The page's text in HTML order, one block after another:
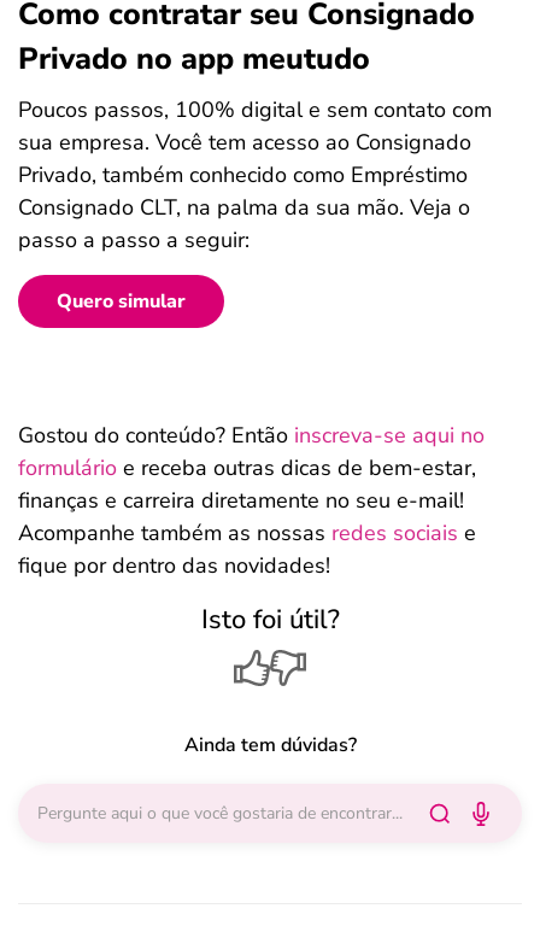
Como contratar seu Consignado
Privado no app meutudo
Poucos passos, 100% digital e sem contato com
sua empresa. Você tem acesso ao Consignado
Privado, também conhecido como Empréstimo
Consignado CLT, na palma da sua mão. Veja o
passo a passo a seguir:
Quero simular
Gostou do conteúdo? Então inscreva-se aqui no
formulário e receba outras dicas de bem-estar,
finanças e carreira diretamente no seu e-mail!
Acompanhe também as nossas redes sociais e
fique por dentro das novidades!
Isto foi útil?
Ainda tem dúvidas?